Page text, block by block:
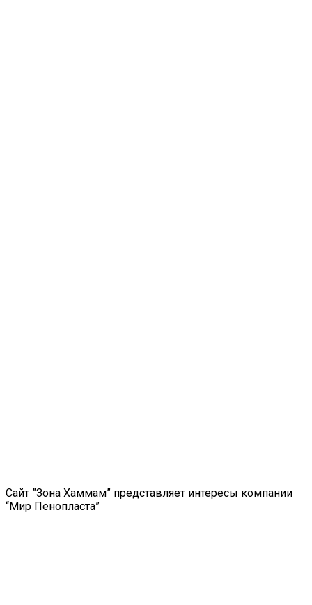
Сайт ”Зона Хаммам” представляет интересы компании
“Мир Пенопласта”